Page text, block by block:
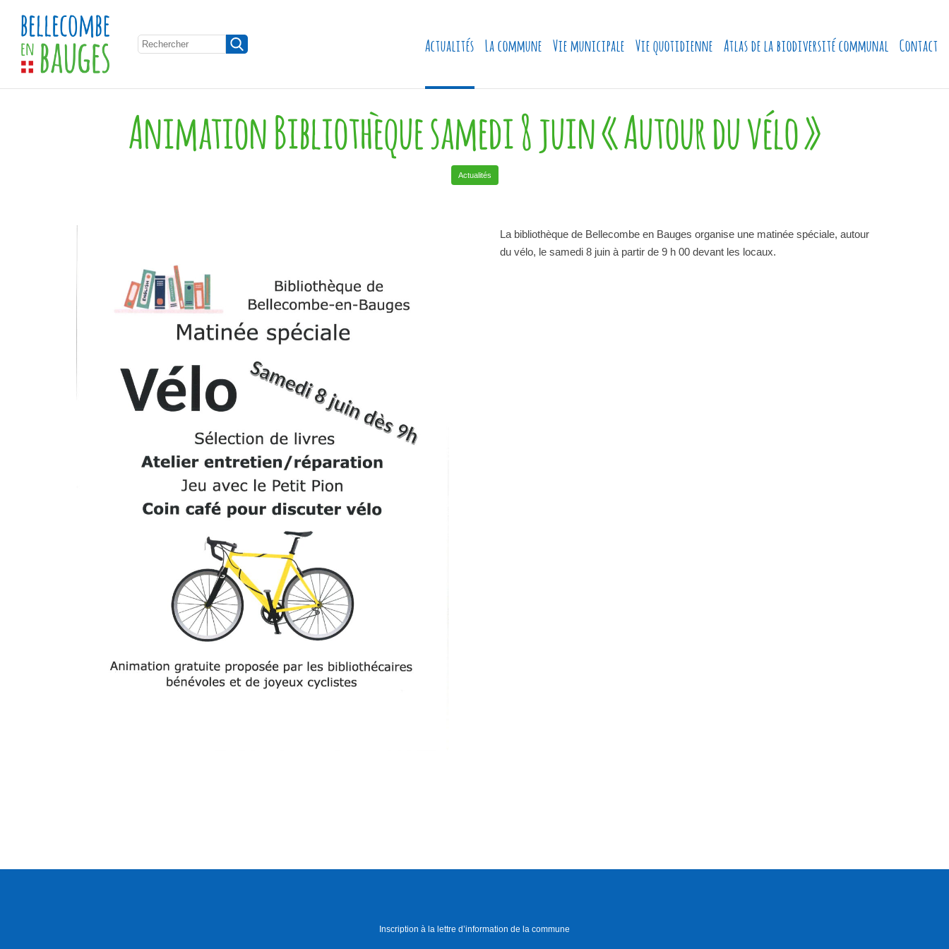
Actualités La commune Vie municipale Vie quotidienne Atlas de la biodiversité communal Contact
Animation Bibliothèque samedi 8 juin « Autour du vélo »
Actualités
La bibliothèque de Bellecombe en Bauges organise une matinée spéciale, autour
du vélo, le samedi 8 juin à partir de 9 h 00 devant les locaux.
Inscription à la lettre d’information de la commune